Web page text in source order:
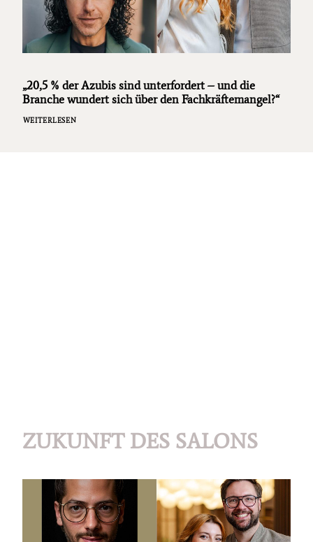
„20,5 % der Azubis sind unterfordert – und die
Branche wundert sich über den Fachkräftemangel?“
WEITERLESEN
ZUKUNFT DES SALONS